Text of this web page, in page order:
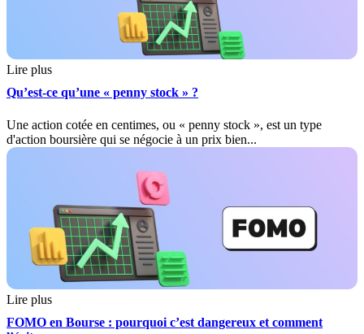
Lire plus
Qu’est-ce qu’une « penny stock » ?
Une action cotée en centimes, ou « penny stock », est un type
d'action boursière qui se négocie à un prix bien...
Lire plus
FOMO en Bourse : pourquoi c’est dangereux et comment